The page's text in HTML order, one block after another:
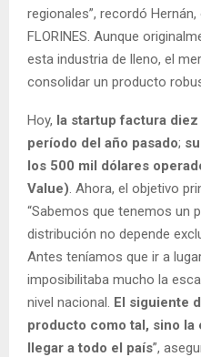
regionales”, recordó
FLORINES. Aunque
esta industria de lleno, el
consolidar un producto
Hoy, la startup factura
período del año pasado;
los 500 mil dólares
Value) . Ahora, el objetivo
“Sabemos que tenemos un
distribución no depende
Antes teníamos que ir a
imposibilitaba mucho la
nivel nacional. El siguiente
producto como tal, sino
llegar a todo el país”,